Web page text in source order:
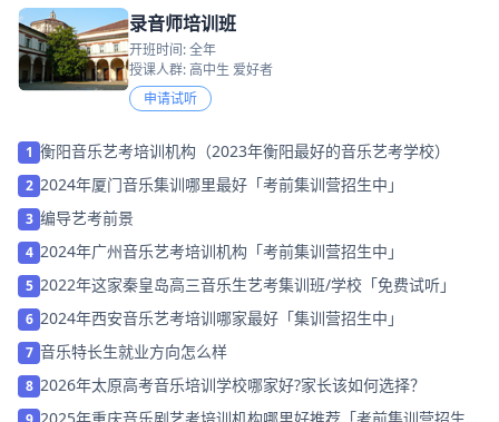
录音师培训班
开班时间: 全年
授课人群: 高中生 爱好者
申请试听
1 衡阳音乐艺考培训机构（2023年衡阳最好的音乐艺考学校）
2 2024年厦门音乐集训哪里最好「考前集训营招生中」
3 编导艺考前景
4 2024年广州音乐艺考培训机构「考前集训营招生中」
5 2022年这家秦皇岛高三音乐生艺考集训班/学校「免费试听」
6 2024年西安音乐艺考培训哪家最好「集训营招生中」
7 音乐特长生就业方向怎么样
8 2026年太原高考音乐培训学校哪家好?家长该如何选择？
2025年重庆音乐剧艺考培训机构哪里好推荐「考前集训营招生